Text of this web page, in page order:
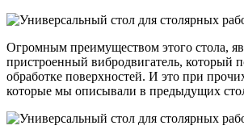
Огромным преимуществом этого стола,
пристроенный вибродвигатель, который
обработке поверхностей. И это при
которые мы описывали в предыдущих